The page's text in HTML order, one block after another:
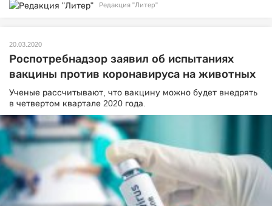
Редакция "Литер"
20.03.2020
Роспотребнадзор заявил об испытаниях
вакцины против коронавируса на животных
Ученые рассчитывают, что вакцину можно будет внедрять
в четвертом квартале 2020 года.